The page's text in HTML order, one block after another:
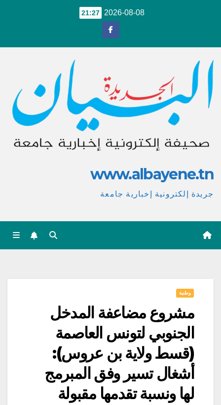
2026-08-08
21:27
www.albayene.tn
جريدة إلكترونية إخبارية جامعة
وطنية
مشروع مضاعفة المدخل
الجنوبي لتونس العاصمة
(قسط ولاية بن عروس):
أشغال تسير وفق المبرمج
لها ونسبة تقدمها مقبولة